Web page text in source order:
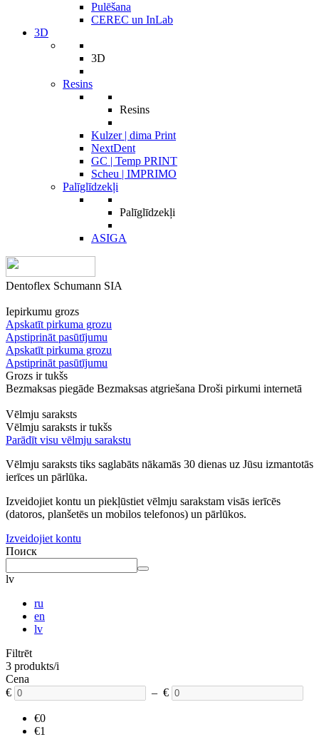
Pulēšana
CEREC un InLab
3D
3D
Resins
Resins
Kulzer | dima Print
NextDent
GC | Temp PRINT
Scheu | IMPRIMO
Palīglīdzekļi
Palīglīdzekļi
ASIGA
Dentoflex Schumann SIA
Iepirkumu grozs
Apskatīt pirkuma grozu
Apstiprināt pasūtījumu
Apskatīt pirkuma grozu
Apstiprināt pasūtījumu
Grozs ir tukšs
Bezmaksas piegāde Bezmaksas atgriešana Droši pirkumi internetā
Vēlmju saraksts
Vēlmju saraksts ir tukšs
Parādīt visu vēlmju sarakstu
Vēlmju saraksts tiks saglabāts nākamās 30 dienas uz Jūsu izmantotās
ierīces un pārlūka.
Izveidojiet kontu un piekļūstiet vēlmju sarakstam visās ierīcēs
(datoros, planšetēs un mobilos telefonos) un pārlūkos.
Izveidojiet kontu
Поиск
lv
ru
en
lv
Filtrēt
3 produkts/i
Cena
€
– €
€0
€1